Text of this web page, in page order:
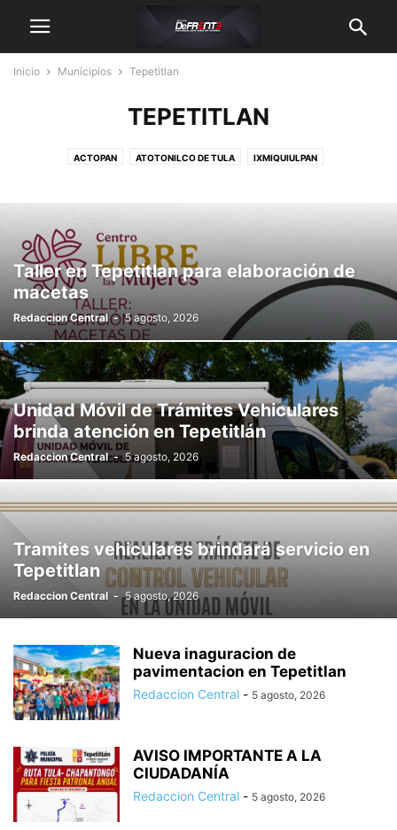
Inicio Municipios Tepetitlan
TEPETITLAN
ACTOPAN ATOTONILCO DE TULA IXMIQUIULPAN
Taller en Tepetitlan para elaboración de
macetas
Redaccion Central - 5 agosto, 2026
Unidad Móvil de Trámites Vehiculares
brinda atención en Tepetitlán
Redaccion Central - 5 agosto, 2026
Tramites vehiculares brindará servicio en
Tepetitlan
Redaccion Central - 5 agosto, 2026
Nueva inaguracion de
pavimentacion en Tepetitlan
Redaccion Central - 5 agosto, 2026
AVISO IMPORTANTE A LA
CIUDADANÍA
Redaccion Central - 5 agosto, 2026